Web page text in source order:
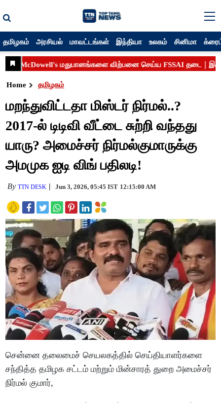
தமிழகம் அரசியல் மாவட்டங்கள் இந்தியா உலகம் சினிமா
Home தமிழகம்
மறந்துவிட்டதா மிஸ்டர் நிர்மல்..?
2017-ல் டிடிவி வீட்டை சுற்றி வந்தது
யாரு? அமைச்சர் நிர்மல்குமாருக்கு
அமமுக ஐடி விங் பதிலடி!
ByTTN DESK Jun 3, 2026, 05:45 IST 12:15:00 AM
சென்னை தலைமைச் செயலகத்தில் செய்தியாளர்களை
சந்தித்த தமிழக சட்டம் மற்றும் மின்சாரத் துறை அமைச்சர்
நிர்மல் குமார்,